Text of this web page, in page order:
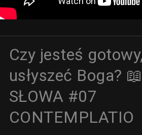
Czy jesteś
usłyszeć Boga?
SŁOWA #07
CONTEMPLATIO